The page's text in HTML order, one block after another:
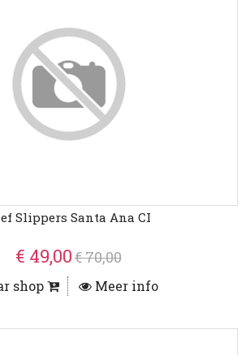
Slippers Santa Ana CI
€ 49,00€ 70,00
shop Meer info